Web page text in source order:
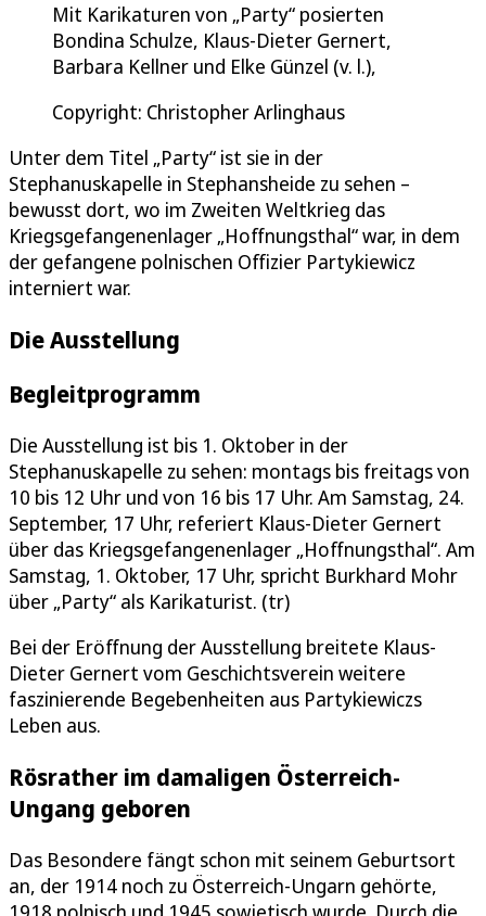
Mit Karikaturen von „Party“ posierten
Bondina Schulze, Klaus-Dieter Gernert,
Barbara Kellner und Elke Günzel (v. l.),
Copyright: Christopher Arlinghaus
Unter dem Titel „Party“ ist sie in der
Stephanuskapelle in Stephansheide zu sehen –
bewusst dort, wo im Zweiten Weltkrieg das
Kriegsgefangenenlager „Hoffnungsthal“ war, in dem
der gefangene polnischen Offizier Partykiewicz
interniert war.
Die Ausstellung
Begleitprogramm
Die Ausstellung ist bis 1. Oktober in der
Stephanuskapelle zu sehen: montags bis freitags von
10 bis 12 Uhr und von 16 bis 17 Uhr. Am Samstag, 24.
September, 17 Uhr, referiert Klaus-Dieter Gernert
über das Kriegsgefangenenlager „Hoffnungsthal“. Am
Samstag, 1. Oktober, 17 Uhr, spricht Burkhard Mohr
über „Party“ als Karikaturist. (tr)
Bei der Eröffnung der Ausstellung breitete Klaus-
Dieter Gernert vom Geschichtsverein weitere
faszinierende Begebenheiten aus Partykiewiczs
Leben aus.
Rösrather im damaligen Österreich-
Ungang geboren
Das Besondere fängt schon mit seinem Geburtsort
an, der 1914 noch zu Österreich-Ungarn gehörte,